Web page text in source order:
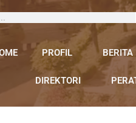
PROFIL BERITA
DIREKTORI